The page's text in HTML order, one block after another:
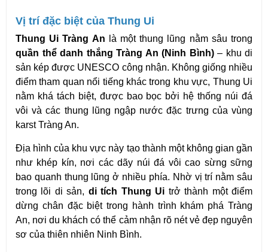
Vị trí đặc biệt của Thung Ui
Thung Ui Tràng An
quần thể danh thắng Tràng An (Ninh Bình) – khu di
sản kép được UNESCO công nhận. Không giống nhiều
điểm tham quan nổi tiếng khác trong khu vực, Thung Ui
nằm khá tách biệt, được bao bọc bởi hệ thống núi đá
vôi và các thung lũng ngập nước đặc trưng của vùng
karst Tràng An.
Địa hình của khu vực này tạo thành một không gian gần
như khép kín, nơi các dãy núi đá vôi cao sừng sững
bao quanh thung lũng ở nhiều phía. Nhờ vị trí nằm sâu
trong lõi di sản, di tích Thung Ui trở thành một điểm
dừng chân đặc biệt trong hành trình khám phá Tràng
An, nơi du khách có thể cảm nhận rõ nét vẻ đẹp nguyên
sơ của thiên nhiên Ninh Bình.